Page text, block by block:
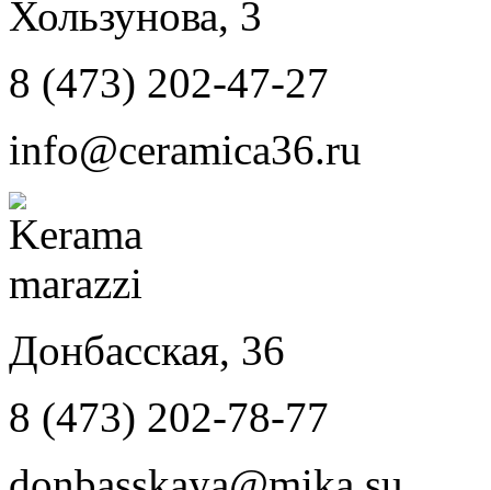
Хользунова, 3
8 (473) 202-47-27
info@ceramica36.ru
Донбасская, 36
8 (473) 202-78-77